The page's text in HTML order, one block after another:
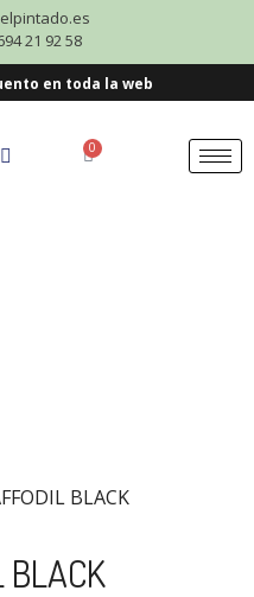
21 92 58
en toda la web
0
BLACK
BLACK